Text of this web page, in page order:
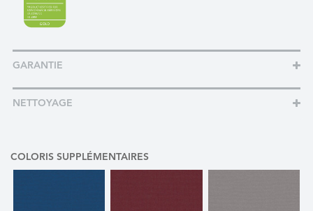
GARANTIE
NETTOYAGE
COLORIS SUPPLÉMENTAIRES